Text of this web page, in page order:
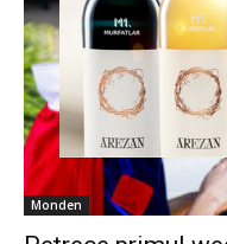
Monden